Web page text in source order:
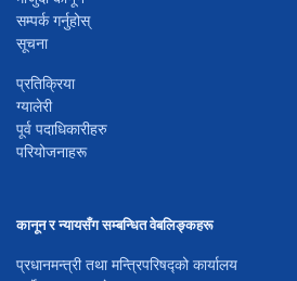
सम्पर्क गर्नुहोस्
सूचना
प्रतिक्रिया
ग्यालेरी
पूर्व पदाधिकारीहरु
परियोजनाहरू
कानून र न्यायसँग सम्बन्धित वेबलिङ्कहरू
प्रधानमन्त्री तथा मन्त्रिपरिषद्को कार्यालय